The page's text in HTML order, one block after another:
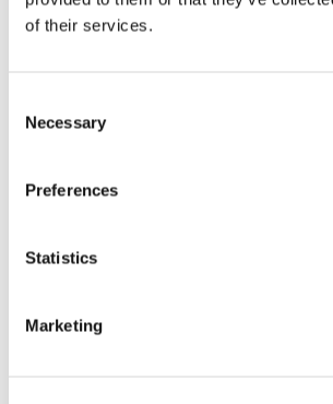
of their services.
Selection
Necessary
Preferences
Statistics
Marketing